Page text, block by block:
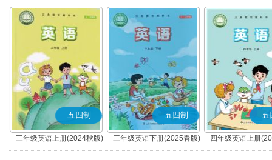
五四制
三年级英语上册(2024秋版)
五四制
三年级英语下册(2025春版)
五
四年级英语上册